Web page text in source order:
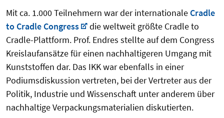
Mit ca. 1.000 Teilnehmern war der internationale Cradle
to Cradle Congress
die weltweit größte Cradle to
Cradle-Plattform. Prof. Endres stellte auf dem Congress
Kreislaufansätze für einen nachhaltigeren Umgang mit
Kunststoffen dar. Das IKK war ebenfalls in einer
Podiumsdiskussion vertreten, bei der Vertreter aus der
Politik, Industrie und Wissenschaft unter anderem über
nachhaltige Verpackungsmaterialien diskutierten.